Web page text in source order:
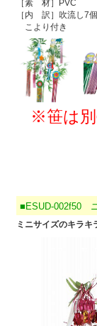
［素 材］PVC
［内 訳］吹流し7
こより付き
※笹は
■ESUD-002f50
ミニサイズのキラ